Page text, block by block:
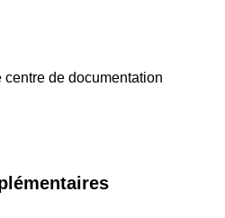
de documentation